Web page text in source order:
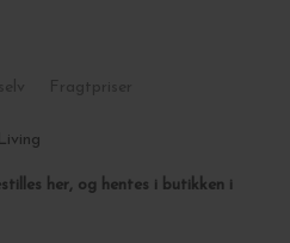
her, og hentes i butikken i